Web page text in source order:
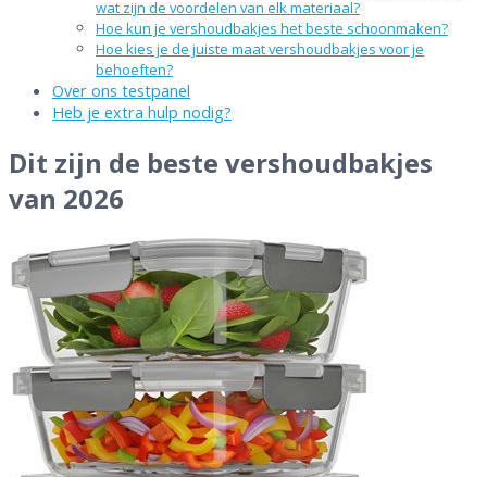
wat zijn de voordelen van elk materiaal?
Hoe kun je vershoudbakjes het beste schoonmaken?
Hoe kies je de juiste maat vershoudbakjes voor je
behoeften?
Over ons testpanel
Heb je extra hulp nodig?
Dit zijn de beste vershoudbakjes
van 2026